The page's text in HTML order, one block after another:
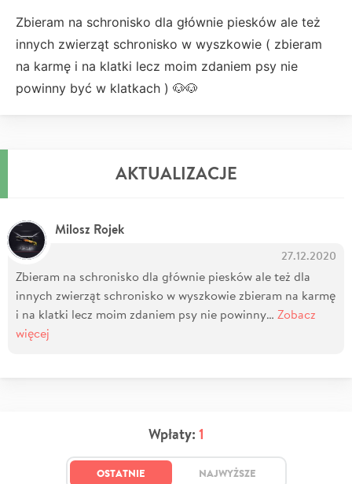
Zbieram na schronisko dla głównie piesków ale też
innych zwierząt schronisko w wyszkowie ( zbieram
na karmę i na klatki lecz moim zdaniem psy nie
powinny być w klatkach ) 🐶🐶
AKTUALIZACJE
Milosz Rojek
27.12.2020
Zbieram na schronisko dla głównie piesków ale też dla
innych zwierząt schronisko w wyszkowie zbieram na karmę
i na klatki lecz moim zdaniem psy nie powinny… Zobacz
więcej
Wpłaty: 1
OSTATNIE NAJWYŻSZE